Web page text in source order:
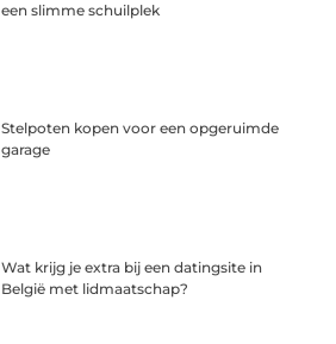
een slimme schuilplek
Stelpoten kopen voor een opgeruimde
garage
Wat krijg je extra bij een datingsite in
België met lidmaatschap?